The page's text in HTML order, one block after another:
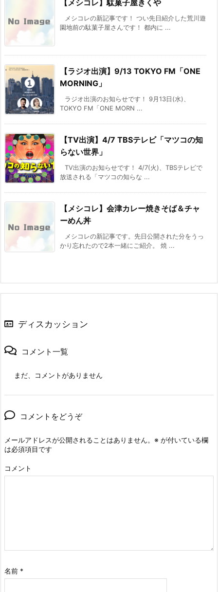
【メシコレ】駄菓子屋きくや
メシコレの新記事です！ つい先日紹介した荒川遊
園地前の駄菓子屋さんです！ 都内に ...
【ラジオ出演】9/13 TOKYO FM「ONE
MORNING」
ラジオ出演のお知らせです！ 9月13日(水)、
TOKYO FM「ONE MORN ...
【TV出演】4/7 TBSテレビ「マツコの知
らない世界」
TV出演のお知らせです！ 4/7(火)、TBSテレビで
放送される「マツコの知らな ...
【メシコレ】会津カレー焼きそば＆チャ
ーめん丼
メシコレの新記事です。先日公開された分をうっ
かり忘れたので2本一緒にご紹介。 焼 ...
ディスカッション
コメント一覧
まだ、コメントがありません
コメントをどうぞ
メールアドレスが公開されることはありません。 ※ が付いている欄
は必須項目です
コメント
名前 *